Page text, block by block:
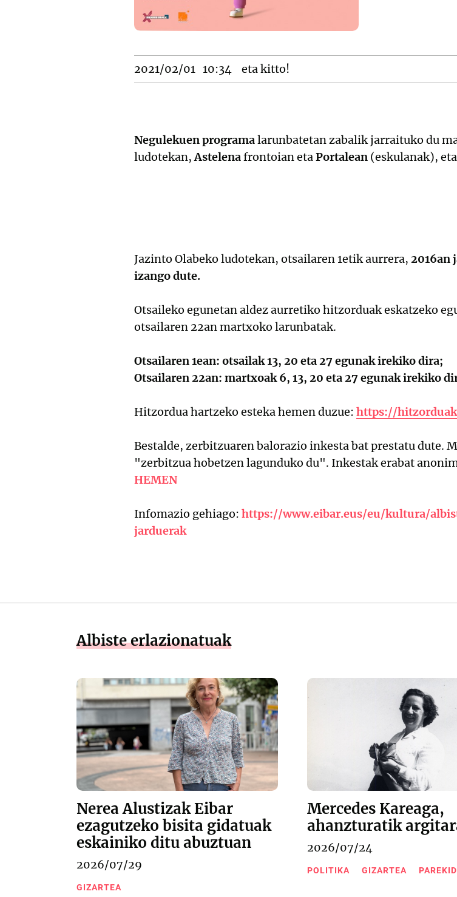
2021/02/01 10:34 eta kitto!
Negulekuen programalarunbatetan zabalik jarraituko du
ludotekan,Astelenafrontoian etaPortalean (eskulanak),
Jazinto Olabeko ludotekan, otsailaren 1etik aurrera, 2016an
izango dute.
Otsaileko egunetan aldez aurretiko hitzorduak eskatzeko
otsailaren 22an martxoko larunbatak.
Otsailaren 1ean: otsailak 13, 20 eta 27 egunak irekiko dira;
Otsailaren 22an: martxoak 6, 13, 20 eta 27 egunak irekiko
Hitzordua hartzeko esteka hemen duzue: https://
Bestalde, zerbitzuaren balorazio inkesta bat prestatu dute.
"zerbitzua hobetzen lagunduko du". Inkestak erabat
HEMEN
Infomazio gehiago: https://www.eibar.eus/eu/kultura/
jarduerak
Albiste erlazionatuak
Nerea Alustizak Eibar
ezagutzeko bisita gidatuak
eskainiko ditu abuztuan
2026/07/29
GIZARTEA
Mercedes Kareaga,
ahanzturatik
2026/07/24
POLITIKA GIZARTEA